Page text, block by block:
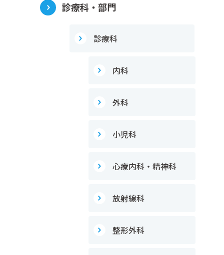
診療科・部門
診療科
内科
外科
小児科
心療内科・精神科
放射線科
整形外科